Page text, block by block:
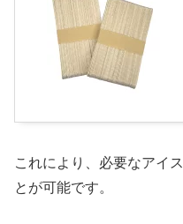
これにより、必要なアイ
とが可能です。